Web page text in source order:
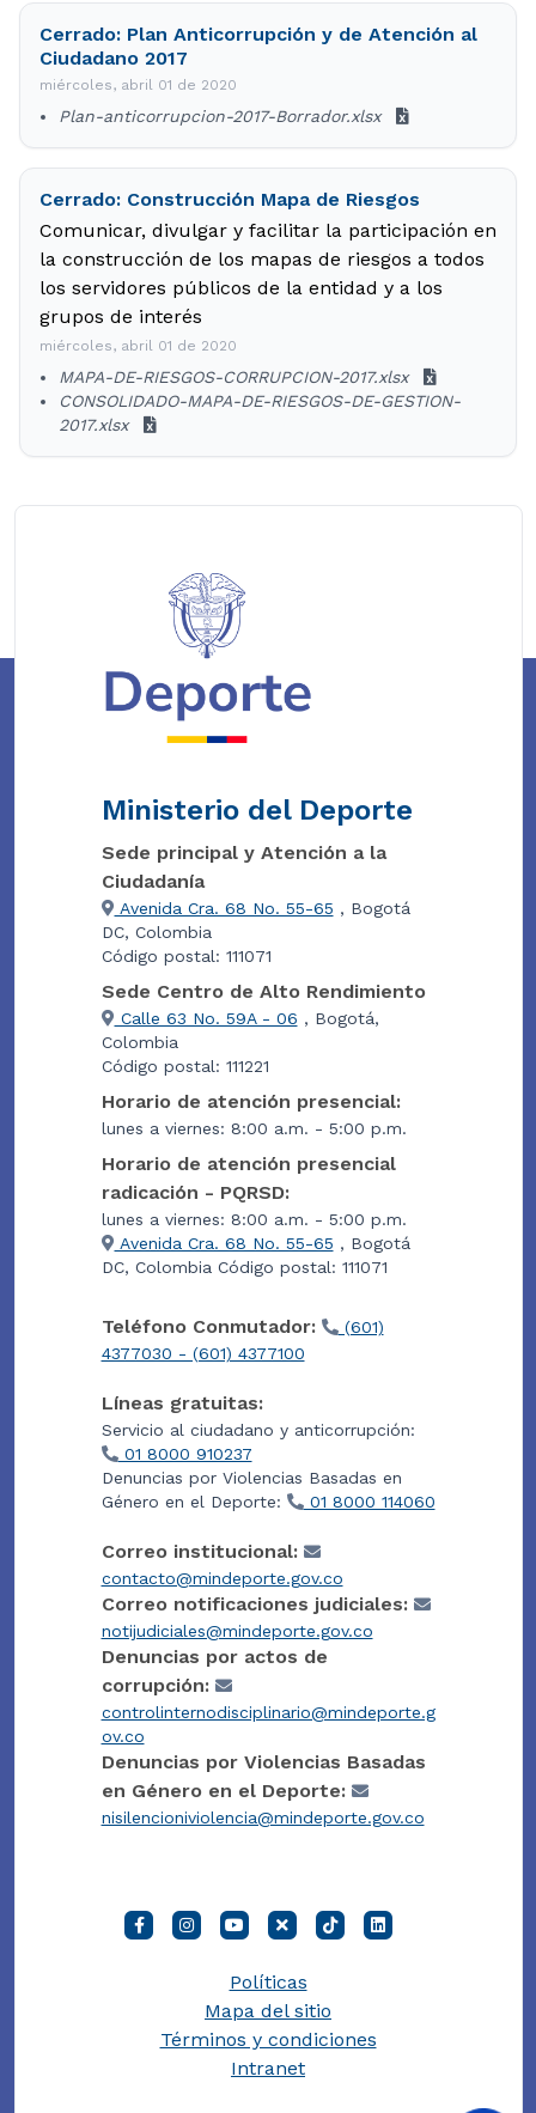
Cerrado: Plan Anticorrupción y de Atención al
Ciudadano 2017
miércoles, abril 01 de 2020
Plan-anticorrupcion-2017-Borrador.xlsx
Cerrado: Construcción Mapa de Riesgos
Comunicar, divulgar y facilitar la participación en
la construcción de los mapas de riesgos a todos
los servidores públicos de la entidad y a los
grupos de interés
miércoles, abril 01 de 2020
MAPA-DE-RIESGOS-CORRUPCION-2017.xlsx
CONSOLIDADO-MAPA-DE-RIESGOS-DE-GESTION-
2017.xlsx
Ministerio del Deporte
Sede principal y Atención a la
Ciudadanía
Avenida Cra. 68 No. 55-65 , Bogotá
DC, Colombia
Código postal: 111071
Sede Centro de Alto Rendimiento
Calle 63 No. 59A - 06 , Bogotá,
Colombia
Código postal: 111221
Horario de atención presencial:
lunes a viernes: 8:00 a.m. - 5:00 p.m.
Horario de atención presencial
radicación - PQRSD:
lunes a viernes: 8:00 a.m. - 5:00 p.m.
Avenida Cra. 68 No. 55-65 , Bogotá
DC, Colombia Código postal: 111071
Teléfono Conmutador:
(601)
4377030 - (601) 4377100
Líneas gratuitas:
Servicio al ciudadano y anticorrupción:
01 8000 910237
Denuncias por Violencias Basadas en
Género en el Deporte:
01 8000 114060
Correo institucional:
contacto@mindeporte.gov.co
Correo notificaciones judiciales:
notijudiciales@mindeporte.gov.co
Denuncias por actos de
corrupción:
controlinternodisciplinario@mindeporte.g
ov.co
Denuncias por Violencias Basadas
en Género en el Deporte:
nisilencioniviolencia@mindeporte.gov.co
Políticas
Mapa del sitio
Términos y condiciones
Intranet